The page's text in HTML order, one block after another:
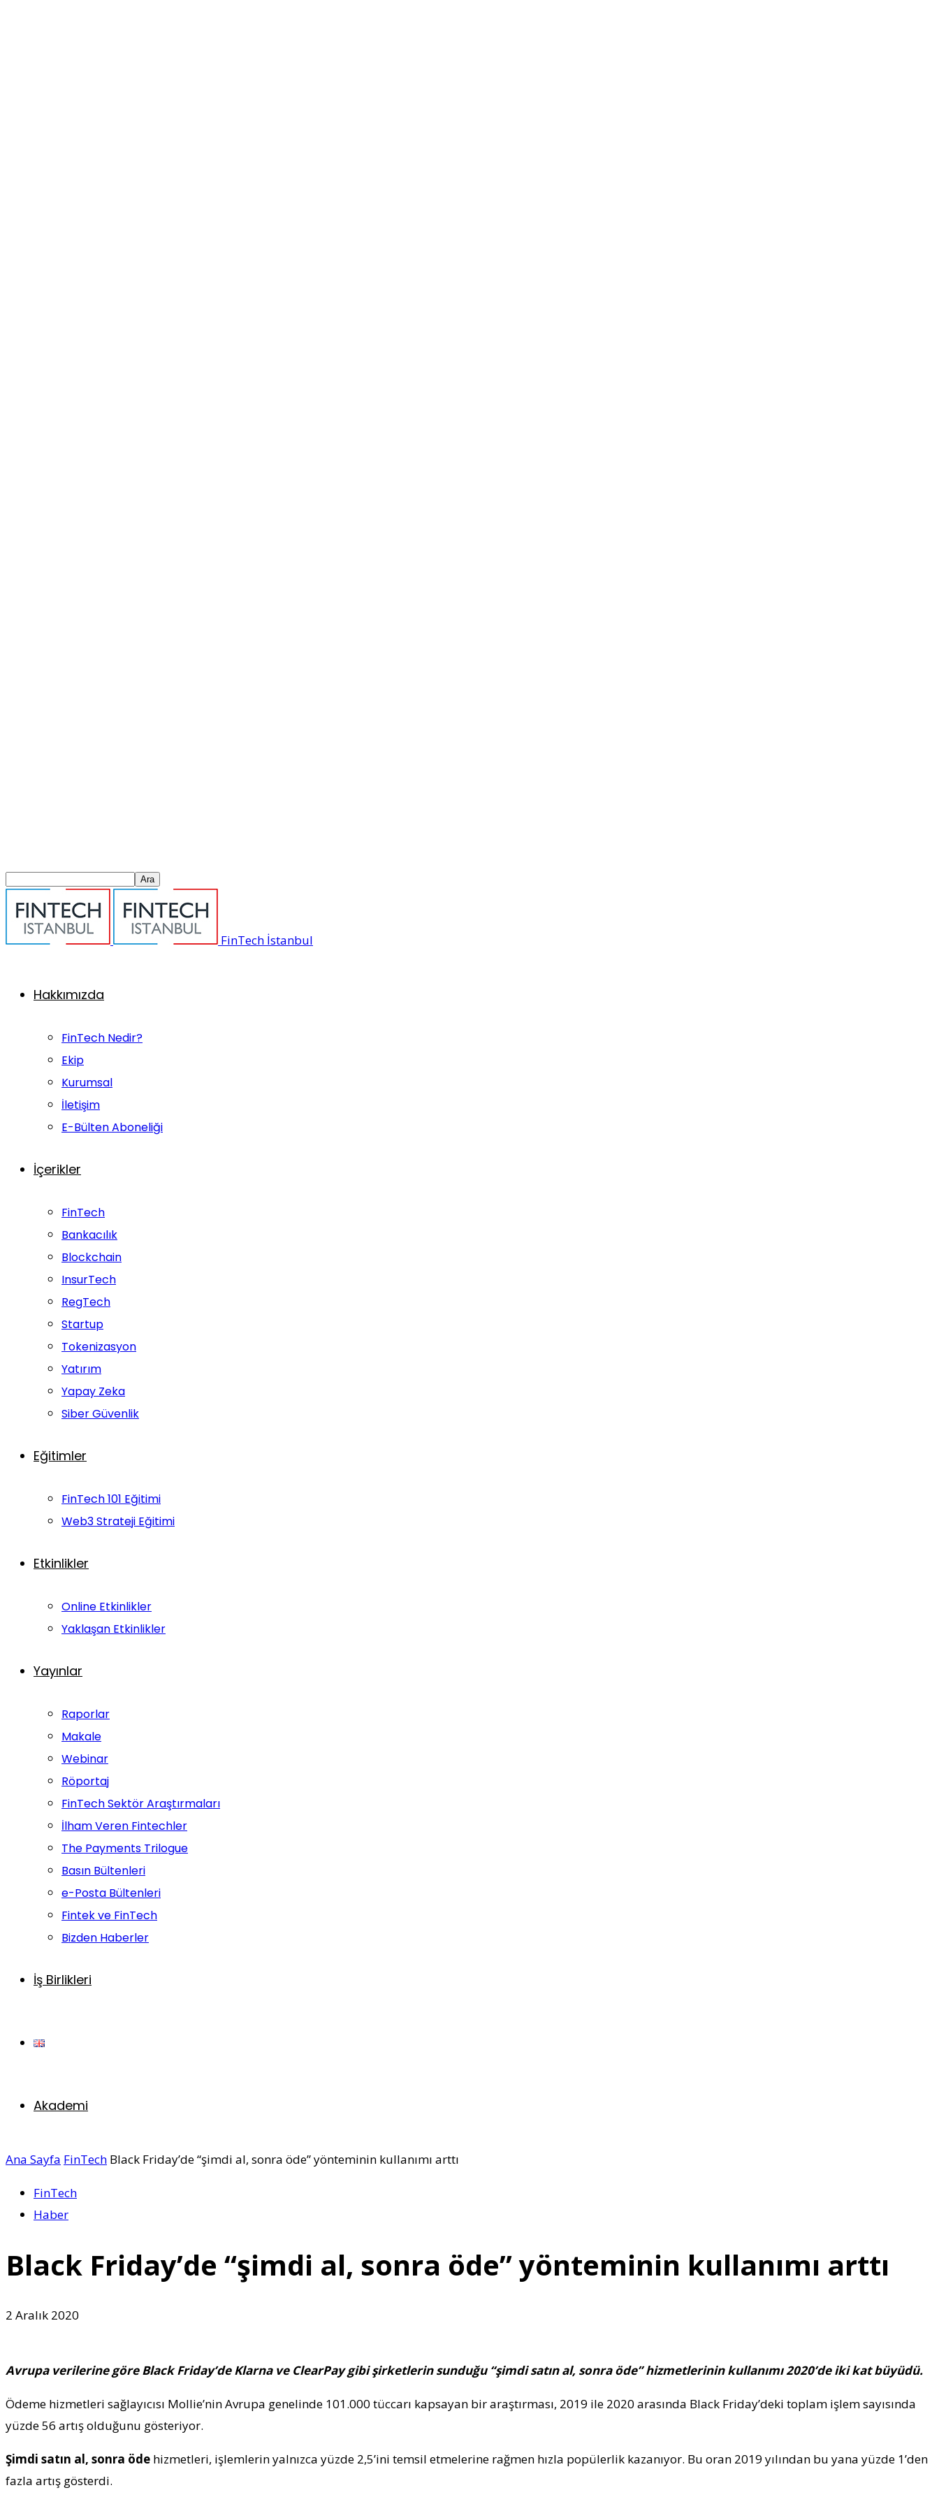
FinTech İstanbul
Hakkımızda
FinTech Nedir?
Ekip
Kurumsal
İletişim
E-Bülten Aboneliği
İçerikler
FinTech
Bankacılık
Blockchain
InsurTech
RegTech
Startup
Tokenizasyon
Yatırım
Yapay Zeka
Siber Güvenlik
Eğitimler
FinTech 101 Eğitimi
Web3 Strateji Eğitimi
Etkinlikler
Online Etkinlikler
Yaklaşan Etkinlikler
Yayınlar
Raporlar
Makale
Webinar
Röportaj
FinTech Sektör Araştırmaları
İlham Veren Fintechler
The Payments Trilogue
Basın Bültenleri
e-Posta Bültenleri
Fintek ve FinTech
Bizden Haberler
İş Birlikleri
Akademi
Ana Sayfa FinTech Black Friday’de “şimdi al, sonra öde” yönteminin kullanımı arttı
FinTech
Haber
Black Friday’de “şimdi al, sonra öde” yönteminin kullanımı arttı
2 Aralık 2020
Avrupa verilerine göre Black Friday’de Klarna ve ClearPay gibi şirketlerin sunduğu “şimdi satın al, sonra öde” hizmetlerinin kullanımı 2020’de iki kat büyüdü.
Ödeme hizmetleri sağlayıcısı Mollie’nin Avrupa genelinde 101.000 tüccarı kapsayan bir araştırması, 2019 ile 2020 arasında Black Friday’deki toplam işlem sayısında
yüzde 56 artış olduğunu gösteriyor.
Şimdi satın al, sonra öde hizmetleri, işlemlerin yalnızca yüzde 2,5’ini temsil etmelerine rağmen hızla popülerlik kazanıyor. Bu oran 2019 yılından bu yana yüzde 1’den
fazla artış gösterdi.